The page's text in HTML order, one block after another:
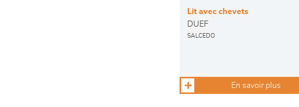
Lit avec chevets
DUEF
SALCEDO
En savoir plus